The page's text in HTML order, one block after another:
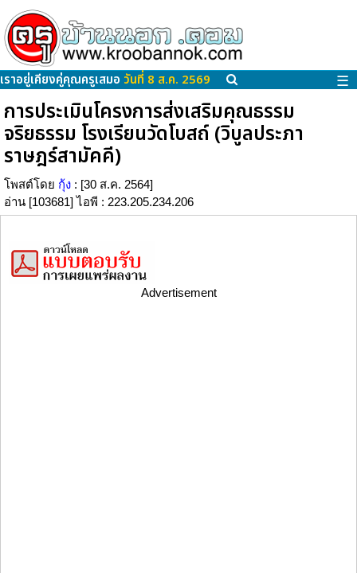
เราอยู่เคียงคู่คุณครูเสมอ วันที่ 8 ส.ค. 2569 ☰
การประเมินโครงการส่งเสริมคุณธรรม
จริยธรรม โรงเรียนวัดโบสถ์ (วิบูลประภา
ราษฎร์สามัคคี)
โพสต์โดย กุ้ง : [30 ส.ค. 2564]
อ่าน [103681] ไอพี : 223.205.234.206
Advertisement